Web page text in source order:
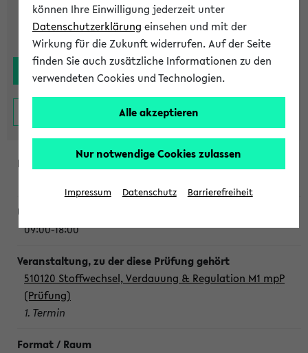
09:00-18:00
510120 Stoffwechsel, Verdauung & Regulation M1 mpP
(Prüfung)
1. Termin
können Ihre Einwilligung jederzeit unter
Datenschutzerklärung einsehen und mit der
Wirkung für die Zukunft widerrufen. Auf der Seite
finden Sie auch zusätzliche Informationen zu den
verwendeten Cookies und Technologien.
Alle akzeptieren
Nur notwendige Cookies zulassen
Impressum Datenschutz Barrierefreiheit